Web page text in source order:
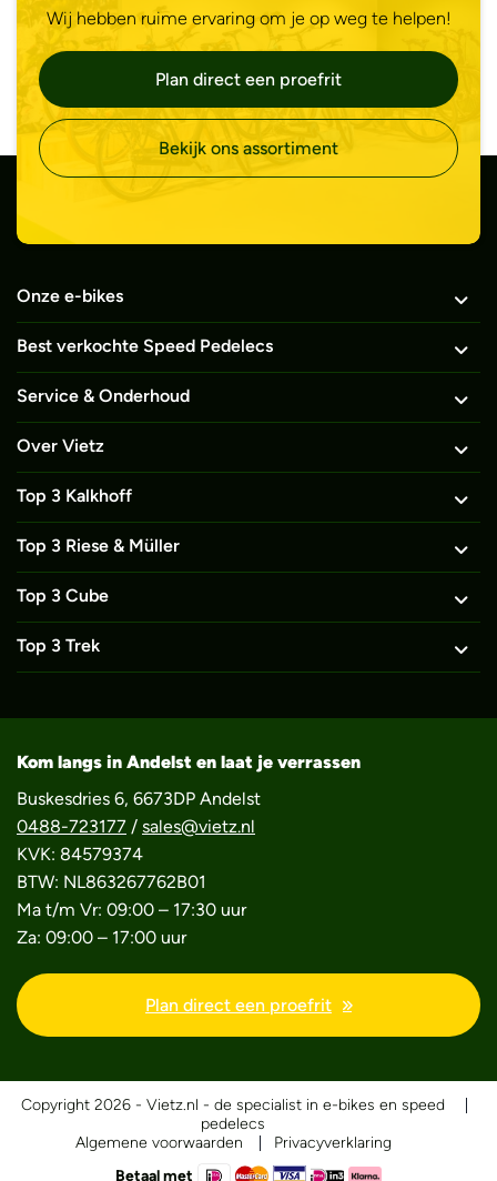
Wij hebben ruime ervaring om je op weg te helpen!
Plan direct een proefrit
Bekijk ons assortiment
Onze e-bikes
Best verkochte Speed Pedelecs
Service & Onderhoud
Over Vietz
Top 3 Kalkhoff
Top 3 Riese & Müller
Top 3 Cube
Top 3 Trek
Kom langs in Andelst en laat je verrassen
Buskesdries 6, 6673DP Andelst
0488-723177 / sales@vietz.nl
KVK: 84579374
BTW: NL863267762B01
Ma t/m Vr: 09:00 – 17:30 uur
Za: 09:00 – 17:00 uur
Plan direct een proefrit
Copyright 2026 - Vietz.nl - de specialist in e-bikes en speed
pedelecs
Algemene voorwaarden
Privacyverklaring
Betaal met